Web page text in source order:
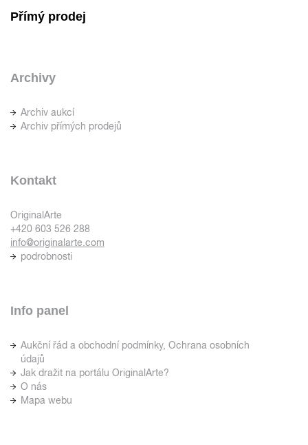
Přímý prodej
Archivy
Archiv aukcí
Archiv přímých prodejů
Kontakt
OriginalArte
+420 603 526 288
info@originalarte.com
podrobnosti
Info panel
Aukční řád a obchodní podmínky, Ochrana osobních
údajů
Jak dražit na portálu OriginalArte?
O nás
Mapa webu